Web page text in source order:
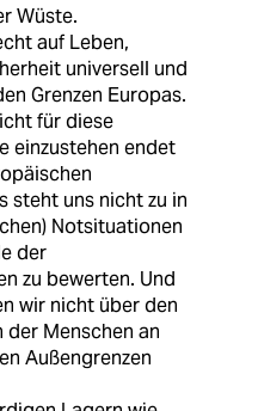
Wüste.
auf Leben,
universell und
Grenzen Europas.
für diese
einzustehen endet
steht uns nicht zu in
Notsituationen
der
zu bewerten. Und
wir nicht über den
Menschen an
Außengrenzen